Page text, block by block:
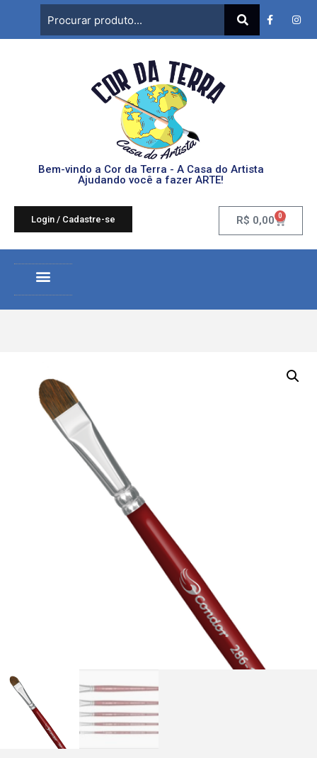
Bem-vindo a Cor da Terra - A Casa do Artista
Ajudando você a fazer ARTE!
Login / Cadastre-se R$ 0,00 0